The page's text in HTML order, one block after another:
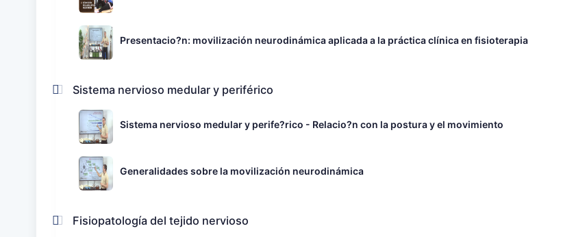
Presentacio?n: movilización neurodinámica aplicada a la práctica clínica en fisioterapia
Sistema nervioso medular y periférico
Sistema nervioso medular y perife?rico - Relacio?n con la postura y el movimiento
Generalidades sobre la movilización neurodinámica
Fisiopatología del tejido nervioso